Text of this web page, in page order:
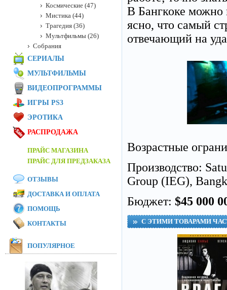
В Бангкоке можно
ясно, что самый
отвечающий на
Возрастные
Производство:
Group (IEG),
Бюджет: $45 000
С ЭТИМИ ТОВАРАМИ
Космические (47)
Мистика (44)
Трагедия (36)
Мультфильмы (26)
Собрания
СЕРИАЛЫ
МУЛЬТФИЛЬМЫ
ВИДЕОПРОГРАММЫ
ИГРЫ PS3
ЭРОТИКА
РАСПРОДАЖА
ПРАЙС МАГАЗИНА
ПРАЙС ДЛЯ ПРЕДЗАКАЗА
ОТЗЫВЫ
ДОСТАВКА И ОПЛАТА
ПОМОЩЬ
КОНТАКТЫ
ПОПУЛЯРНОЕ